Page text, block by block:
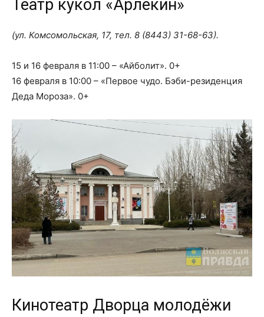
Театр кукол «Арлекин»
(ул. Комсомольская, 17, тел. 8 (8443) 31-68-63).
15 и 16 февраля в 11:00 – «Айболит». 0+
16 февраля в 10:00 – «Первое чудо. Бэби-резиденция
Деда Мороза». 0+
Кинотеатр Дворца молодёжи